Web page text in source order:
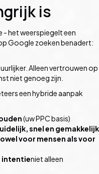
is
- het weerspiegelt een
Google zoeken benadert:
Alleen vertrouwen op
niet genoeg zijn.
een hybride aanpak
(uw PPC basis)
snel en gemakkelijk
voor mensen als voor
intentieniet alleen